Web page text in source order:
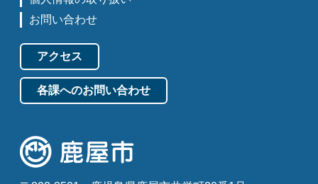
お問い合わせ
アクセス
各課へのお問い合わせ